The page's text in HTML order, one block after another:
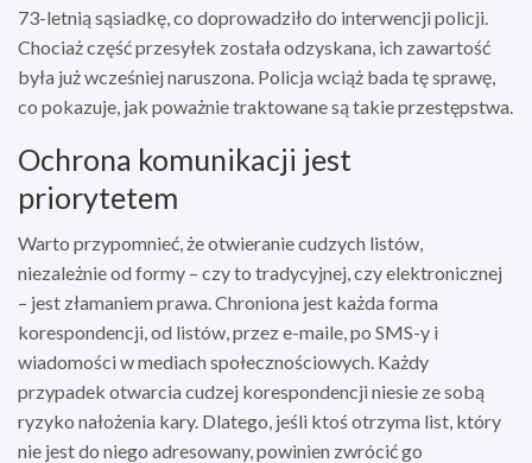
73-letnią sąsiadkę, co doprowadziło do interwencji policji.
Chociaż część przesyłek została odzyskana, ich zawartość
była już wcześniej naruszona. Policja wciąż bada tę sprawę,
co pokazuje, jak poważnie traktowane są takie przestępstwa.
Ochrona komunikacji jest
priorytetem
Warto przypomnieć, że otwieranie cudzych listów,
niezależnie od formy – czy to tradycyjnej, czy elektronicznej
– jest złamaniem prawa. Chroniona jest każda forma
korespondencji, od listów, przez e-maile, po SMS-y i
wiadomości w mediach społecznościowych. Każdy
przypadek otwarcia cudzej korespondencji niesie ze sobą
ryzyko nałożenia kary. Dlatego, jeśli ktoś otrzyma list, który
nie jest do niego adresowany, powinien zwrócić go